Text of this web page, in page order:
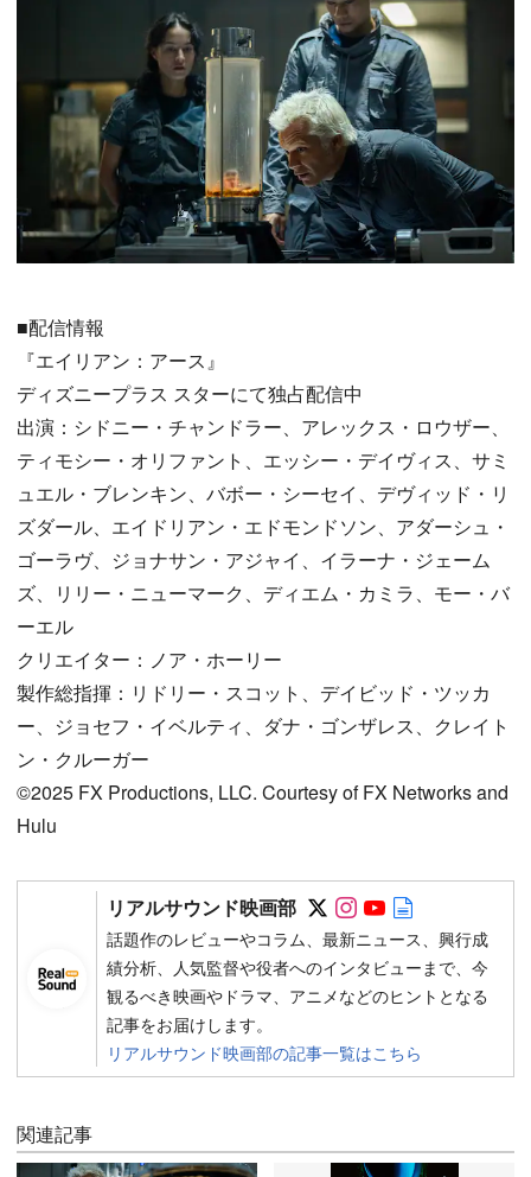
■配信情報
『エイリアン：アース』
ディズニープラス スターにて独占配信中
出演：シドニー・チャンドラー、アレックス・ロウザー、
ティモシー・オリファント、エッシー・デイヴィス、サミ
ュエル・ブレンキン、バボー・シーセイ、デヴィッド・リ
ズダール、エイドリアン・エドモンドソン、アダーシュ・
ゴーラヴ、ジョナサン・アジャイ、イラーナ・ジェーム
ズ、リリー・ニューマーク、ディエム・カミラ、モー・バ
ーエル
クリエイター：ノア・ホーリー
製作総指揮：リドリー・スコット、デイビッド・ツッカ
ー、ジョセフ・イベルティ、ダナ・ゴンザレス、クレイト
ン・クルーガー
©2025 FX Productions, LLC. Courtesy of FX Networks and
Hulu
リアルサウンド映画部 Follow on SNS
Follow on SNS
Follow on
話題作のレビューやコラム、最新ニュース、興行成
績分析、人気監督や役者へのインタビューまで、今
観るべき映画やドラマ、アニメなどのヒントとなる
記事をお届けします。
リアルサウンド映画部の記事一覧はこちら
関連記事